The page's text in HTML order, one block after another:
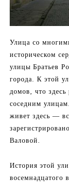
Улица со
историческом
улицы Братьев
города. К этой
домов, что
соседним
живет здесь —
Валовой.
История этой
восемнадцатого